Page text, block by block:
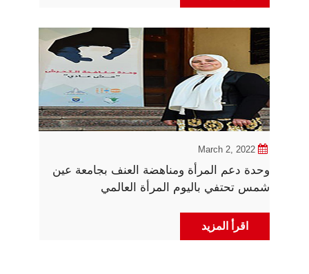
March 2, 2022
وحدة دعم المرأة ومناهضة العنف بجامعة عين
شمس تحتفي باليوم المرأة العالمي
اقرأ المزيد